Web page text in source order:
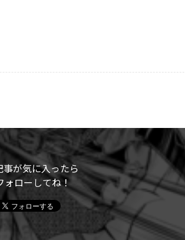
事が気に入ったら
ォローしてね！